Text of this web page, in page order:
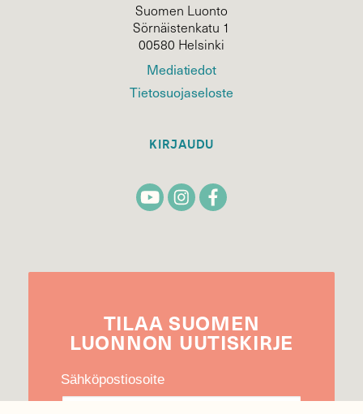
Suomen Luonto
Sörnäistenkatu 1
00580 Helsinki
Mediatiedot
Tietosuojaseloste
KIRJAUDU
TILAA SUOMEN
LUONNON UUTIS­KIRJE
Sähköpostiosoite